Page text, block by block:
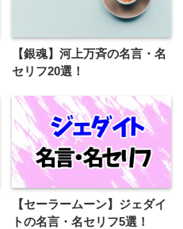
【銀魂】河上万斉の名言・名
セリフ20選！
【セーラームーン】ジェダイ
トの名言・名セリフ5選！